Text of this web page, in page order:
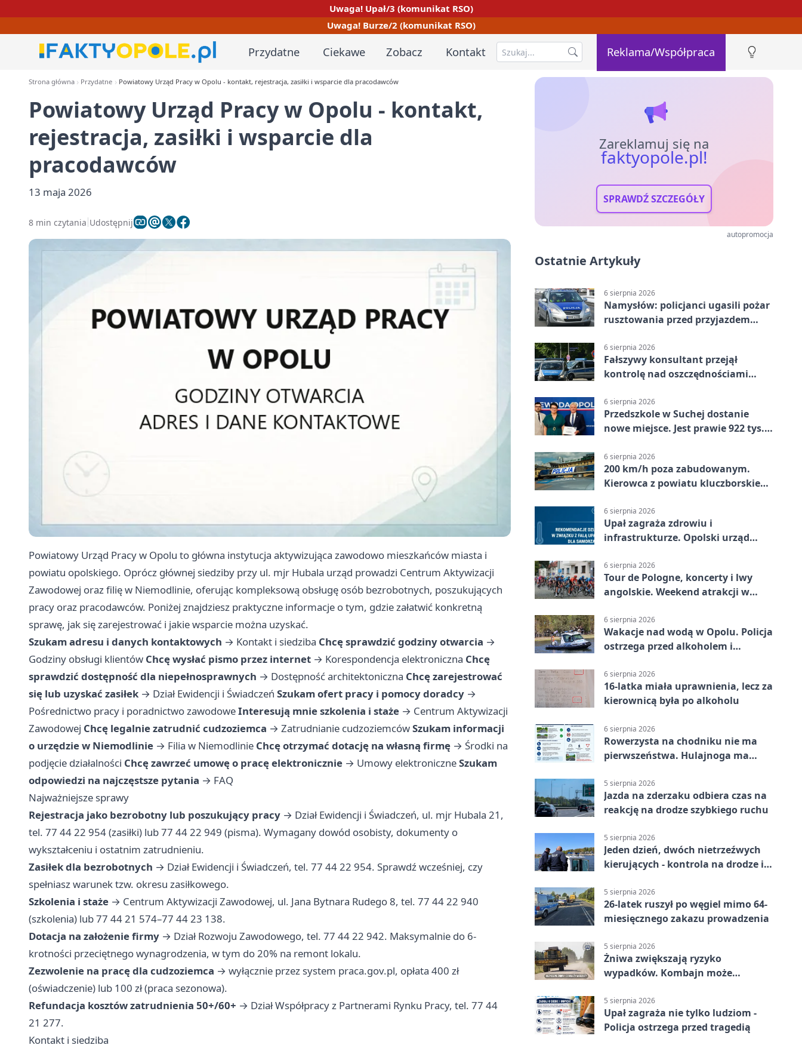
Uwaga! Upał/3 (komunikat RSO)
Uwaga! Burze/2 (komunikat RSO)
Przydatne Ciekawe Zobacz Kontakt Reklama/Współpraca
Strona główna Przydatne Powiatowy Urząd Pracy w Opolu - kontakt, rejestracja, zasiłki i wsparcie dla pracodawców
Powiatowy Urząd Pracy w Opolu - kontakt,
rejestracja, zasiłki i wsparcie dla
pracodawców
13 maja 2026
8 min czytania Udostępnij
Powiatowy Urząd Pracy w Opolu to główna instytucja aktywizująca zawodowo mieszkańców miasta i
powiatu opolskiego. Oprócz głównej siedziby przy ul. mjr Hubala urząd prowadzi Centrum Aktywizacji
Zawodowej oraz filię w Niemodlinie, oferując kompleksową obsługę osób bezrobotnych, poszukujących
pracy oraz pracodawców. Poniżej znajdziesz praktyczne informacje o tym, gdzie załatwić konkretną
sprawę, jak się zarejestrować i jakie wsparcie można uzyskać.
Szukam adresu i danych kontaktowych → Kontakt i siedziba Chcę sprawdzić godziny otwarcia →
Godziny obsługi klientów Chcę wysłać pismo przez internet → Korespondencja elektroniczna Chcę
sprawdzić dostępność dla niepełnosprawnych → Dostępność architektoniczna Chcę zarejestrować
się lub uzyskać zasiłek → Dział Ewidencji i Świadczeń Szukam ofert pracy i pomocy doradcy →
Pośrednictwo pracy i poradnictwo zawodoweInteresują mnie szkolenia i staże → Centrum Aktywizacji
Zawodowej Chcę legalnie zatrudnić cudzoziemca → Zatrudnianie cudzoziemcówSzukam informacji
o urzędzie w Niemodlinie → Filia w Niemodlinie Chcę otrzymać dotację na własną firmę → Środki na
podjęcie działalności Chcę zawrzeć umowę o pracę elektronicznie → Umowy elektroniczneSzukam
odpowiedzi na najczęstsze pytania → FAQ
Najważniejsze sprawy
Rejestracja jako bezrobotny lub poszukujący pracy → Dział Ewidencji i Świadczeń, ul. mjr Hubala 21,
tel. 77 44 22 954 (zasiłki) lub 77 44 22 949 (pisma). Wymagany dowód osobisty, dokumenty o
wykształceniu i ostatnim zatrudnieniu.
Zasiłek dla bezrobotnych → Dział Ewidencji i Świadczeń, tel. 77 44 22 954. Sprawdź wcześniej, czy
spełniasz warunek tzw. okresu zasiłkowego.
Szkolenia i staże → Centrum Aktywizacji Zawodowej, ul. Jana Bytnara Rudego 8, tel. 77 44 22 940
(szkolenia) lub 77 44 21 574–77 44 23 138.
Dotacja na założenie firmy → Dział Rozwoju Zawodowego, tel. 77 44 22 942. Maksymalnie do 6-
krotności przeciętnego wynagrodzenia, w tym do 20% na remont lokalu.
Zezwolenie na pracę dla cudzoziemca → wyłącznie przez system praca.gov.pl, opłata 400 zł
(oświadczenie) lub 100 zł (praca sezonowa).
Refundacja kosztów zatrudnienia 50+/60+ → Dział Współpracy z Partnerami Rynku Pracy, tel. 77 44
21 277.
Kontakt i siedziba
Zareklamuj się na
faktyopole.pl!
SPRAWDŹ SZCZEGÓŁY
autopromocja
Ostatnie Artykuły
6 sierpnia 2026
Namysłów: policjanci ugasili pożar
rusztowania przed przyjazdem
6 sierpnia 2026
Fałszywy konsultant przejął
kontrolę nad oszczędnościami
6 sierpnia 2026
Przedszkole w Suchej dostanie
nowe miejsce. Jest prawie 922 tys.
6 sierpnia 2026
200 km/h poza zabudowanym.
Kierowca z powiatu kluczborskiego
6 sierpnia 2026
Upał zagraża zdrowiu i
infrastrukturze. Opolski urząd
6 sierpnia 2026
Tour de Pologne, koncerty i lwy
angolskie. Weekend atrakcji w
6 sierpnia 2026
Wakacje nad wodą w Opolu. Policja
ostrzega przed alkoholem i
6 sierpnia 2026
16-latka miała uprawnienia, lecz za
kierownicą była po alkoholu
6 sierpnia 2026
Rowerzysta na chodniku nie ma
pierwszeństwa. Hulajnoga ma
5 sierpnia 2026
Jazda na zderzaku odbiera czas na
reakcję na drodze szybkiego ruchu
5 sierpnia 2026
Jeden dzień, dwóch nietrzeźwych
kierujących - kontrola na drodze i
5 sierpnia 2026
26-latek ruszył po węgiel mimo 64-
miesięcznego zakazu prowadzenia
5 sierpnia 2026
Żniwa zwiększają ryzyko
wypadków. Kombajn może
5 sierpnia 2026
Upał zagraża nie tylko ludziom -
Policja ostrzega przed tragedią